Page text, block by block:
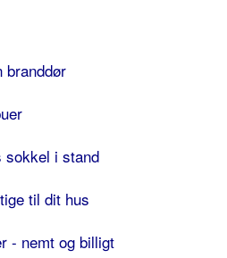
branddør
sokkel i stand
til dit hus
- nemt og billigt